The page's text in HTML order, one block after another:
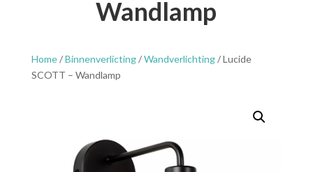
Wandlamp
Home/Binnenverlicting/Wandverlichting/ Lucide
SCOTT – Wandlamp